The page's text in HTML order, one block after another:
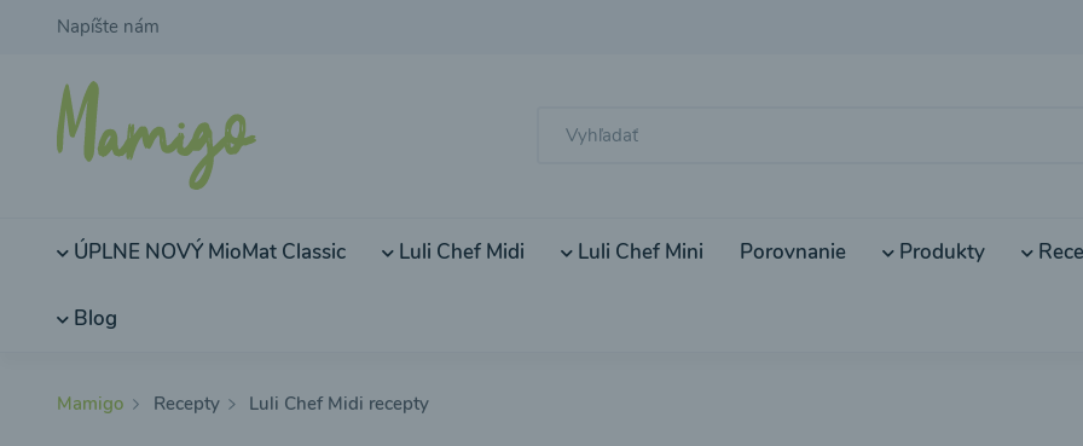
Napíšte nám
ÚPLNE NOVÝ MioMat Classic Luli Chef Midi Luli Chef Mini Porovnanie Produkty
Blog
Mamigo Recepty Luli Chef Midi recepty